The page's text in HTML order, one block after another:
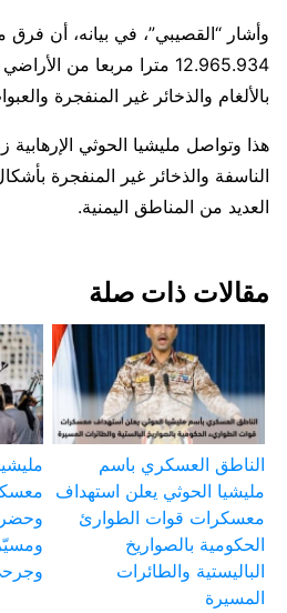
وأشار “القصيبي”، في بيانه، أن
12.965.934 مترا مربعا من
بالألغام والذخائر غير المنفجرة
هذا وتواصل مليشيا الحوثي الإرهابية
الناسفة والذخائر غير المنفجرة
العديد من المناطق اليمنية.
مقالات ذات صلة
الناطق العسكري باسم
مليشيا الحوثي يعلن استهداف
معسكرات قوات الطوارئ
الحكومية بالصواريخ
الباليستية والطائرات
المسيرة